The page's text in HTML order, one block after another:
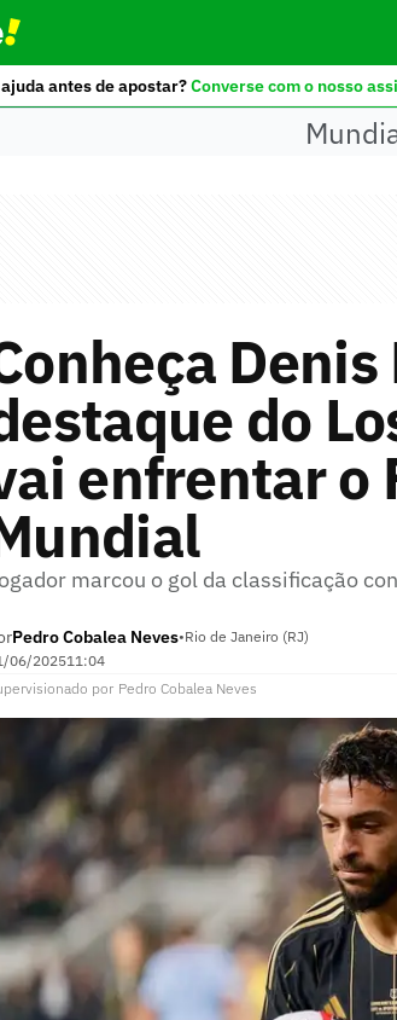
antes de apostar?Converse com o nosso
do
enfrentar o
marcou o gol da classificação
Pedro Cobalea Neves•Rio de Janeiro (RJ)
06/202511:04
por Pedro Cobalea Neves